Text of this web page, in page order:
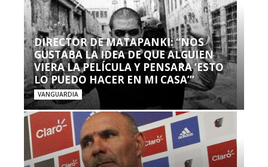
DIRECTOR DE MATAPANKI: “NOS
GUSTABA LA IDEA DE QUE ALGUIEN
VIERA LA PELÍCULA Y PENSARA ‘ESTO
LO PUEDO HACER EN MI CASA’”
VANGUARDIA